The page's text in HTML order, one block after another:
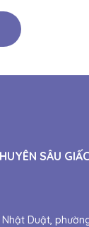
SÂU
Duật,